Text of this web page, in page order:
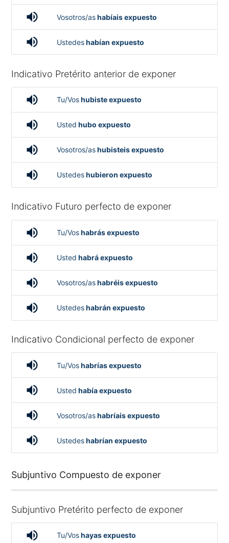
volume_up Vosotros/ashabíais expuesto
volume_up Ustedeshabían expuesto
Indicativo Pretérito anterior de exponer
volume_up Tu/Voshubiste expuesto
volume_up Usted hubo expuesto
volume_up Vosotros/ashubisteis expuesto
volume_up Ustedeshubieron expuesto
Indicativo Futuro perfecto de exponer
volume_up Tu/Voshabrás expuesto
volume_up Usted habrá expuesto
volume_up Vosotros/ashabréis expuesto
volume_up Ustedeshabrán expuesto
Indicativo Condicional perfecto de exponer
volume_up Tu/Voshabrías expuesto
volume_up Usted había expuesto
volume_up Vosotros/ashabríais expuesto
volume_up Ustedeshabrían expuesto
Subjuntivo Compuesto de exponer
Subjuntivo Pretérito perfecto de exponer
volume_up Tu/Voshayas expuesto